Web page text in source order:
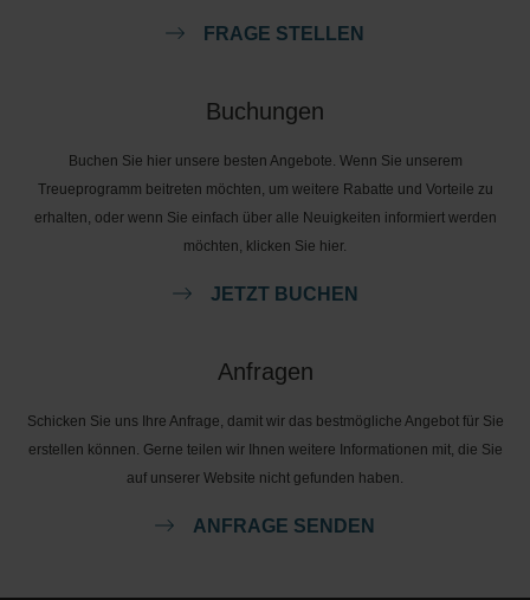
FRAGE STELLEN
Buchungen
Buchen Sie hier unsere besten Angebote. Wenn Sie unserem
Treueprogramm beitreten möchten, um weitere Rabatte und Vorteile zu
erhalten, oder wenn Sie einfach über alle Neuigkeiten informiert werden
möchten, klicken Sie hier.
JETZT BUCHEN
Anfragen
Schicken Sie uns Ihre Anfrage, damit wir das bestmögliche Angebot für Sie
erstellen können. Gerne teilen wir Ihnen weitere Informationen mit, die Sie
auf unserer Website nicht gefunden haben.
ANFRAGE SENDEN